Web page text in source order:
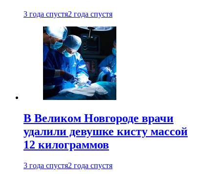
3 года спустя2 года спустя
В Великом Новгороде врачи
удалили девушке кисту массой
12 килограммов
3 года спустя2 года спустя